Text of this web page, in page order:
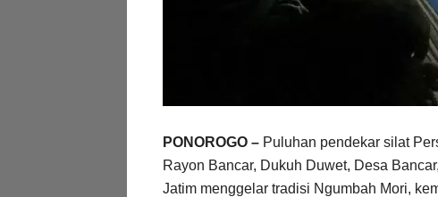
PONOROGO – Puluhan pendekar silat
Rayon Bancar, Dukuh Duwet, Desa
Jatim menggelar tradisi Ngumbah Mori,